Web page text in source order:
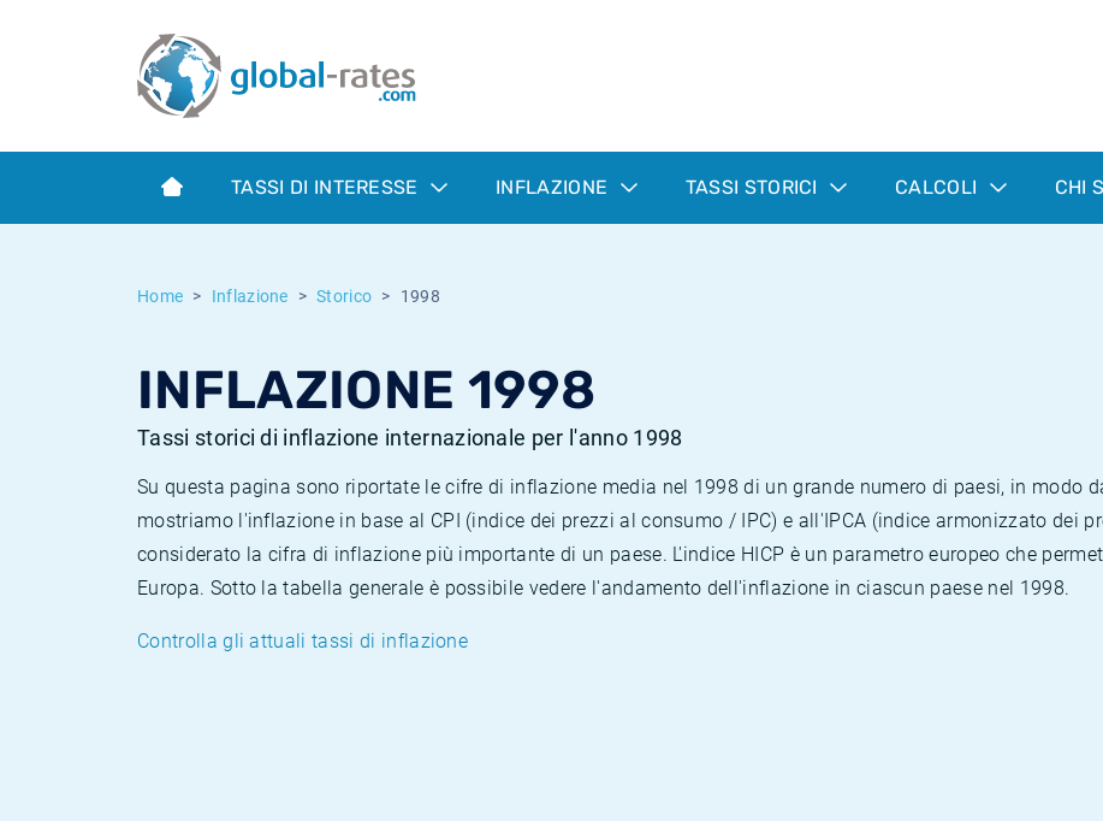
TASSI DI INTERESSE INFLAZIONE TASSI STORICI CALCOLI CHI
Home Inflazione Storico 1998
INFLAZIONE 1998
Tassi storici di inflazione internazionale per l'anno 1998
Su questa pagina sono riportate le cifre di inflazione media nel 1998 di un grande numero di paesi, in modo
mostriamo l'inflazione in base al CPI (indice dei prezzi al consumo / IPC) e all'IPCA (indice armonizzato dei
considerato la cifra di inflazione più importante di un paese. L'indice HICP è un parametro europeo che
Europa. Sotto la tabella generale è possibile vedere l'andamento dell'inflazione in ciascun paese nel 1998.
Controlla gli attuali tassi di inflazione
Term SOFR
Cos'è l'inflazione CPI?
Cos'è l'inflazione HICP?
Inflazione Svizzera
Tassi storici Euribor
Tassi storici di ESTER
Tassi di inflazione storici
Calcolatore dell’inflazione